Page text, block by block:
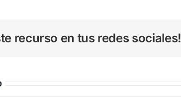
recurso en tus redes sociales!